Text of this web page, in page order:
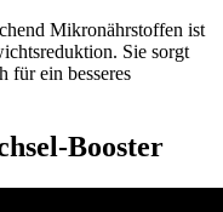
Mikronährstoffen ist
Sie sorgt
für ein besseres
Booster